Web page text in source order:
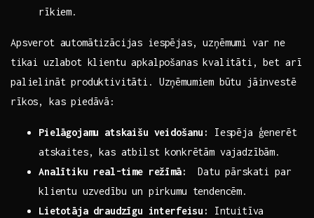
rīkiem.
Apsverot automātizācijas iespējas, uzņēmumi var ne
⁢tikai uzlabot klientu apkalpošanas kvalitāti, bet arī
palielināt ‍produktivitāti. Uzņēmumiem⁤ būtu jāinvestē
rīkos, kas piedāvā:
Pielāgojamu ‍atskaišu veidošanu:
Iespēja ģenerēt
atskaites, kas atbilst konkrētām​ vajadzībām.
Analītiku ‌real-time režīmā:
⁣ Datu ‌pārskati par
klientu uzvedību un pirkumu tendencēm.
Lietotāja draudzīgu⁤ interfeisu:
Intuitīva‌